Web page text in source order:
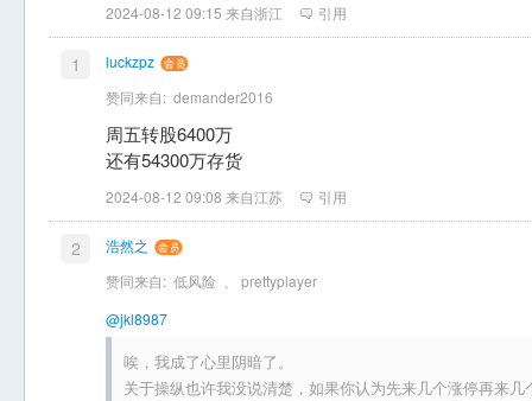
2024-08-12 09:15 来自浙江 引用
1
luckzpz
赞同来自: demander2016
周五转股6400万
还有54300万存货
2024-08-12 09:08 来自江苏 引用
2
浩然之
赞同来自: 低风险
prettyplayer
@jkl8987
唉，我成了心里阴暗了。
关于操纵也许我没说清楚，如果你认为先来几个涨停再来